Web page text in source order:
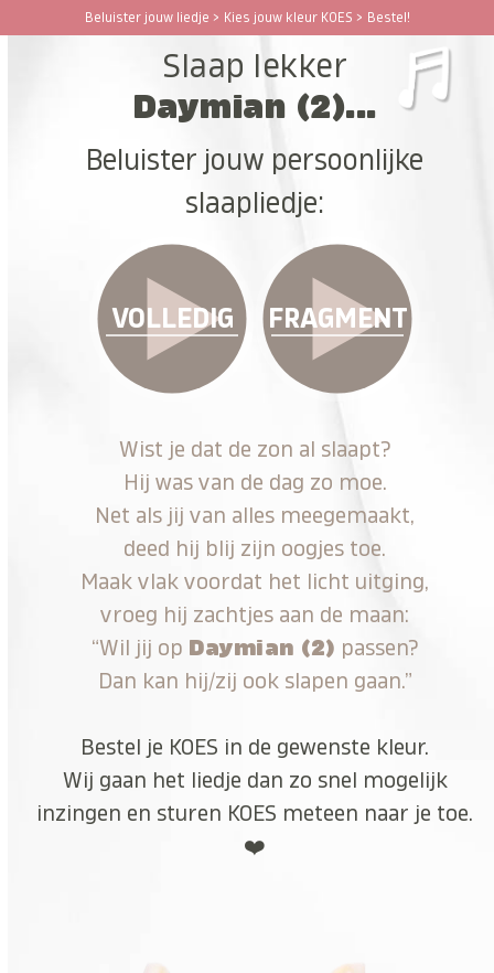
Beluister jouw liedje > Kies jouw kleur KOES > Bestel!
Open
Close
Slaap lekker
Daymian (2)...
Beluister jouw persoonlijke
slaapliedje:
VOLLEDIG FRAGMENT
Wist je dat de zon al slaapt?
Hij was van de dag zo moe.
Net als jij van alles meegemaakt,
deed hij blij zijn oogjes toe.
Maak vlak voordat het licht uitging,
vroeg hij zachtjes aan de maan:
“Wil jij op Daymian (2) passen?
Dan kan hij/zij ook slapen gaan.”
Bestel je KOES in de gewenste kleur.
Wij gaan het liedje dan zo snel mogelijk
inzingen en sturen KOES meteen naar je toe.
❤️